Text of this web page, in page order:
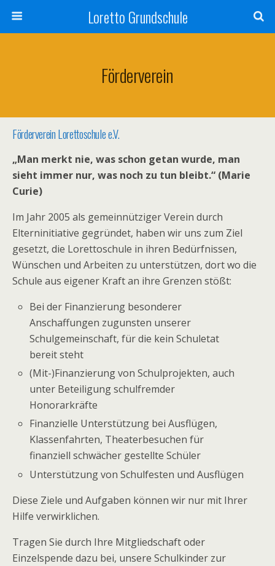
Loretto Grundschule
Förderverein
Förderverein Lorettoschule e.V.
„Man merkt nie, was schon getan wurde, man
sieht immer nur, was noch zu tun bleibt.“ (Marie
Curie)
Im Jahr 2005 als gemeinnütziger Verein durch
Elterninitiative gegründet, haben wir uns zum Ziel
gesetzt, die Lorettoschule in ihren Bedürfnissen,
Wünschen und Arbeiten zu unterstützen, dort wo die
Schule aus eigener Kraft an ihre Grenzen stößt:
Bei der Finanzierung besonderer
Anschaffungen zugunsten unserer
Schulgemeinschaft, für die kein Schuletat
bereit steht
(Mit-)Finanzierung von Schulprojekten, auch
unter Beteiligung schulfremder
Honorarkräfte
Finanzielle Unterstützung bei Ausflügen,
Klassenfahrten, Theaterbesuchen für
finanziell schwächer gestellte Schüler
Unterstützung von Schulfesten und Ausflügen
Diese Ziele und Aufgaben können wir nur mit Ihrer
Hilfe verwirklichen.
Tragen Sie durch Ihre Mitgliedschaft oder
Einzelspende dazu bei, unsere Schulkinder zur